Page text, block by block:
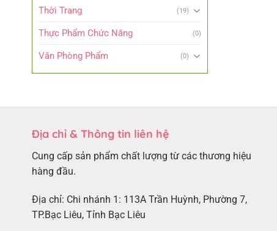
Thời Trang (19)
Thực Phẩm Chức Năng (0)
Văn Phòng Phẩm (0)
Địa chỉ & Thông tin liên hệ
Cung cấp sản phẩm chất lượng từ các thương hiệu
hàng đầu.
Địa chỉ: Chi nhánh 1: 113A Trần Huỳnh, Phường 7,
TP.Bạc Liêu, Tỉnh Bạc Liêu